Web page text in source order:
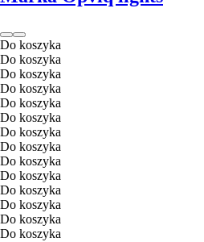
Do koszyka
Do koszyka
Do koszyka
Do koszyka
Do koszyka
Do koszyka
Do koszyka
Do koszyka
Do koszyka
Do koszyka
Do koszyka
Do koszyka
Do koszyka
Do koszyka